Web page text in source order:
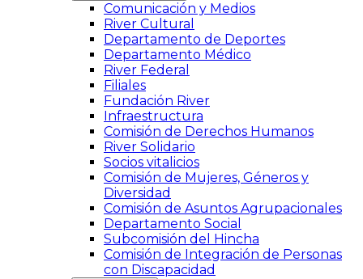
Comunicación y Medios
River Cultural
Departamento de Deportes
Departamento Médico
River Federal
Filiales
Fundación River
Infraestructura
Comisión de Derechos Humanos
River Solidario
Socios vitalicios
Comisión de Mujeres, Géneros y
Diversidad
Comisión de Asuntos Agrupacionales
Departamento Social
Subcomisión del Hincha
Comisión de Integración de Personas
con Discapacidad